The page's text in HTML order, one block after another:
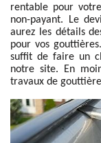
rentable pour
non-payant. Le
aurez les détails
pour vos
suffit de faire un
notre site. En
travaux de